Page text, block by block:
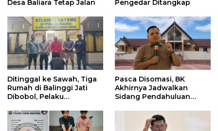
Desa Baliara Tetap Jalan
Pengedar Ditangkap
Ditinggal ke Sawah, Tiga
Rumah di Balinggi Jati
Dibobol, Pelaku
Pasca Disomasi, BK
Akhirnya Jadwalkan
Sidang Pendahuluan